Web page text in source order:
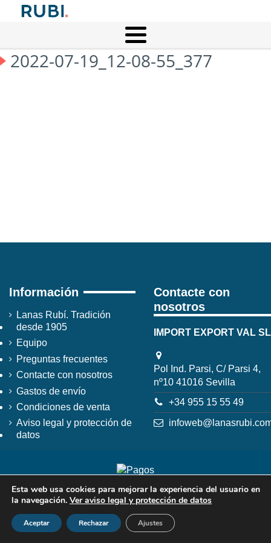
2022-07-19_12-08-55_377
Información
Lanas Rubí. Tradición
desde 1905
Equipo
Preguntas frecuentes
Contacte con nosotros
Gastos de envío
Condiciones de venta
Aviso legal y protección de
datos
Contacte con
nosotros
IMPORT EXPORT VAL SL
Pol Ind. Parsi, C/ Parsi 4,
nº10 41016 Sevilla
+34 955 15 55 49
Esta web usa cookies para mejorar la experiencia del usuario en
la navegación. Ver aviso legal y protección de datos
Aceptar Rechazar Ajustes